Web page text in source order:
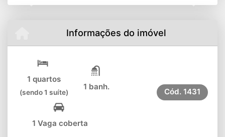
Informações do imóvel
1 quartos
(sendo 1 suíte)
1 banh.
1 Vaga coberta
Cód. 1431